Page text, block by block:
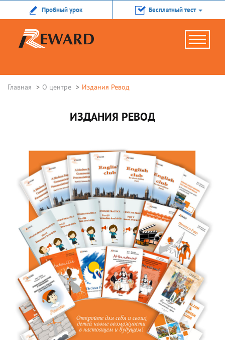
Пробный урок Бесплатный тест
Главная О центре Издания Ревод
ИЗДАНИЯ РЕВОД